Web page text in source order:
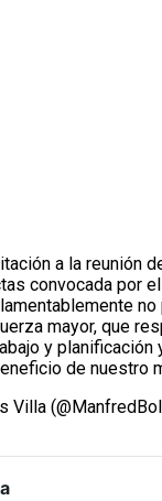
a la reunión
convocada por el
mayor, que
y planificación
de nuestro
Villa